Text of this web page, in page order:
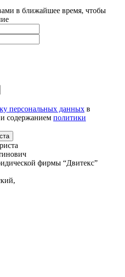
в ближайшее время, чтобы
персональных данных в
содержанием политики
фирмы “Двитекс”